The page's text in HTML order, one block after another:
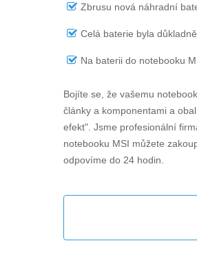
Zbrusu nová náhradní
Celá baterie byla
Na baterii do notebooku
Bojíte se, že vašemu
články a komponentami a
efekt". Jsme profesionální
notebooku MSI můžete
odpovíme do 24 hodin.